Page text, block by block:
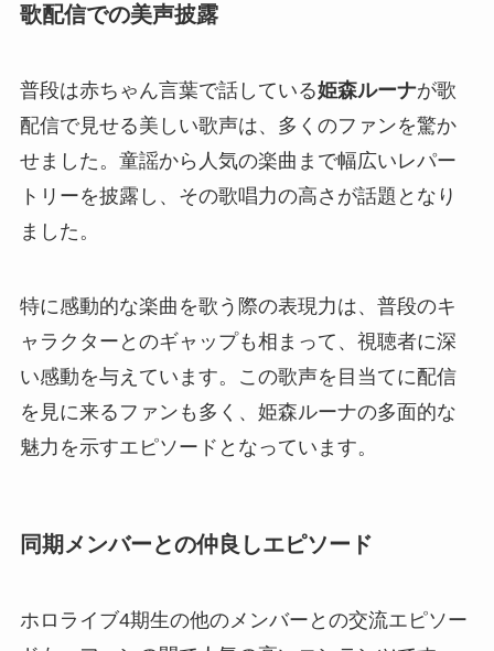
歌配信での美声披露
普段は赤ちゃん言葉で話している姫森ルーナが歌
配信で見せる美しい歌声は、多くのファンを驚か
せました。童謡から人気の楽曲まで幅広いレパー
トリーを披露し、その歌唱力の高さが話題となり
ました。
特に感動的な楽曲を歌う際の表現力は、普段のキ
ャラクターとのギャップも相まって、視聴者に深
い感動を与えています。この歌声を目当てに配信
を見に来るファンも多く、姫森ルーナの多面的な
魅力を示すエピソードとなっています。
同期メンバーとの仲良しエピソード
ホロライブ4期生の他のメンバーとの交流エピソー